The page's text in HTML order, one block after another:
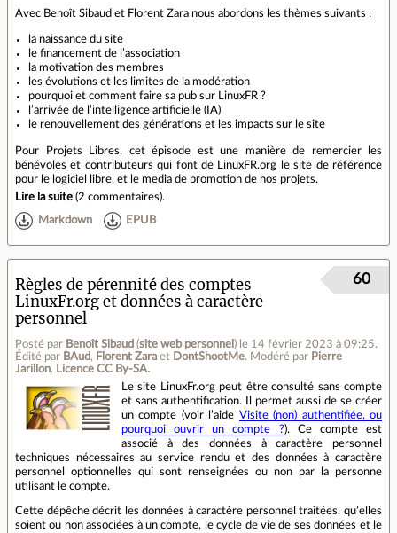
Avec Benoît Sibaud et Florent Zara nous abordons les thèmes suivants :
la naissance du site
le financement de l’association
la motivation des membres
les évolutions et les limites de la modération
pourquoi et comment faire sa pub sur LinuxFR ?
l’arrivée de l’intelligence artificielle (IA)
le renouvellement des générations et les impacts sur le site
Pour Projets Libres, cet épisode est une manière de remercier les
bénévoles et contributeurs qui font de LinuxFR.org le site de référence
pour le logiciel libre, et le media de promotion de nos projets.
Lire la suite (2 commentaires).
Markdown EPUB
Règles de pérennité des comptes
LinuxFr.org et données à caractère
personnel
Posté par Benoît Sibaud (site web personnel ) le 14 février 2023 à 09:25.
Édité par BAud, Florent Zara et DontShootMe. Modéré par Pierre
Jarillon. Licence CC By‑SA.
60
Le site LinuxFr.org peut être consulté sans compte
et sans authentification. Il permet aussi de se créer
un compte (voir l’aide Visite (non) authentifiée, ou
pourquoi ouvrir un compte ?). Ce compte est
associé à des données à caractère personnel
techniques nécessaires au service rendu et des données à caractère
personnel optionnelles qui sont renseignées ou non par la personne
utilisant le compte.
Cette dépêche décrit les données à caractère personnel traitées, qu’elles
soient ou non associées à un compte, le cycle de vie de ses données et le